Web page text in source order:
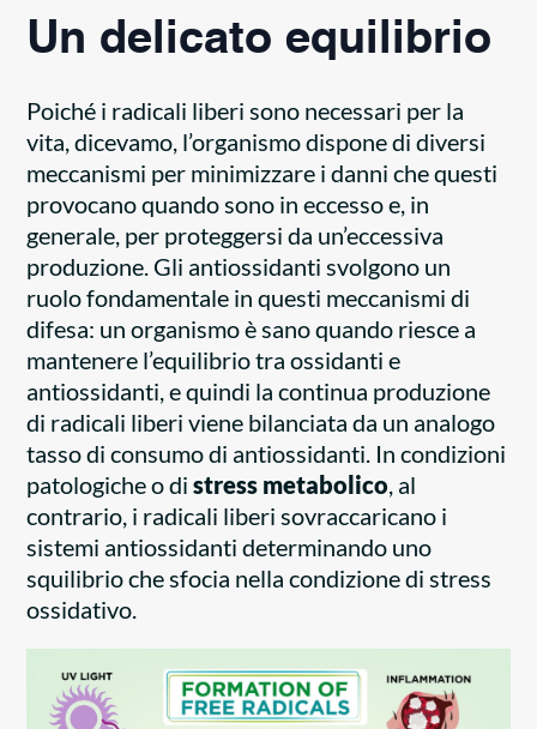
Un delicato equilibrio
Poiché i radicali liberi sono necessari per la
vita, dicevamo, l’organismo dispone di diversi
meccanismi per minimizzare i danni che questi
provocano quando sono in eccesso e, in
generale, per proteggersi da un’eccessiva
produzione. Gli antiossidanti svolgono un
ruolo fondamentale in questi meccanismi di
difesa: un organismo è sano quando riesce a
mantenere l’equilibrio tra ossidanti e
antiossidanti, e quindi la continua produzione
di radicali liberi viene bilanciata da un analogo
tasso di consumo di antiossidanti. In condizioni
patologiche o distress metabolico, al
contrario, i radicali liberi sovraccaricano i
sistemi antiossidanti determinando uno
squilibrio che sfocia nella condizione di stress
ossidativo.